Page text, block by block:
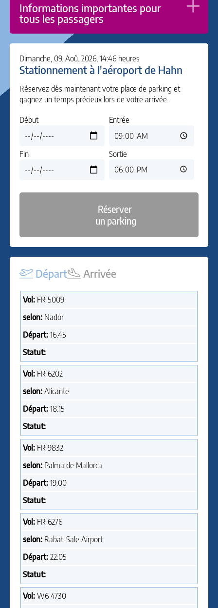
Informations importantes pour
tous les passagers
Dimanche, 09. Aoû. 2026, 14:46 heures
Stationnement à l'aéroport de Hahn
Réservez dès maintenant votre place de parking et
gagnez un temps précieux lors de votre arrivée.
Début
Fin
Entrée
Sortie
Réserver
un parking
Départ Arrivée
Vol: FR 5009
selon: Nador
Départ: 16:45
Statut:
Vol: FR 6202
selon: Alicante
Départ: 18:15
Statut:
Vol: FR 9832
selon: Palma de Mallorca
Départ: 19:00
Statut:
Vol: FR 6276
selon: Rabat-Sale Airport
Départ: 22:05
Statut:
Vol: W6 4730